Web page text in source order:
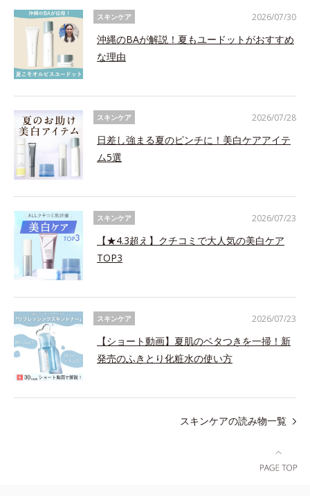
スキンケア
沖縄のBAが解説！夏もユードットがおすすめ
な理由
2026/07/30
スキンケア
日差し強まる夏のピンチに！美白ケアアイテ
ム5選
2026/07/28
スキンケア
【★4.3超え】クチコミで大人気の美白ケア
TOP3
2026/07/23
スキンケア
【ショート動画】夏肌のベタつきを一掃！新
発売のふきとり化粧水の使い方
2026/07/23
スキンケアの読み物一覧